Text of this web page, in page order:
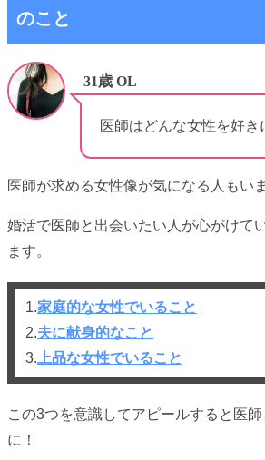
のこと
31歳 OL
医師はどんな女性を好き
医師が求める女性像が気になる人もい
婚活で医師と出会いたい人が心がけて
ます。
1.家庭的な女性でいること
2.夫に献身的なこと
3. 上品な女性でいること
この3つを意識してアピールすると医
に！